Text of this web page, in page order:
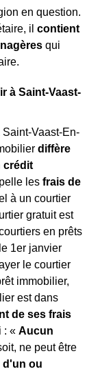
en question.
il contient
qui
à Saint-Vaast-
Vaast-En-
diffère
crédit
les frais de
à un courtier
gratuit est
en prêts
1er janvier
le courtier
immobilier,
est dans
de ses frais
: « Aucun
ne peut être
d'un ou